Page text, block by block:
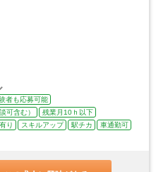
者も応募可能
可含む）
残業月10ｈ以下
り スキルアップ 駅チカ
車通勤可